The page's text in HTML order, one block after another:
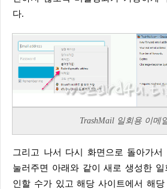
다.
TrashMail 일회용 이메
그리고 나서 다시 화면으로 돌아가서 마우스 오른쪽 버튼을
눌러주면 아래와 같이 새로 생성한
인할 수가 있고 해당 사이트에서 해